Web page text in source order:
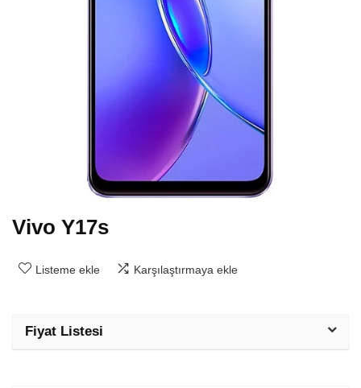
Vivo Y17s
Listeme ekle Karşılaştırmaya ekle
Fiyat Listesi